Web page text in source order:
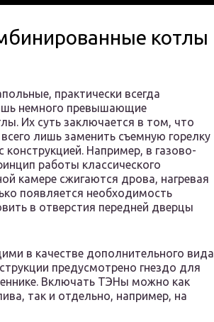
котлы
практически всегда
немного превышающие
Их суть заключается в том, что
лишь заменить съемную горелку
Например, в газово-
работы классического
камере сжигаются дрова, нагревая
появляется необходимость
в отверстия передней дверцы
в качестве дополнительного вида
предусмотрено гнездо для
Включать ТЭНы можно как
так и отдельно, например, на